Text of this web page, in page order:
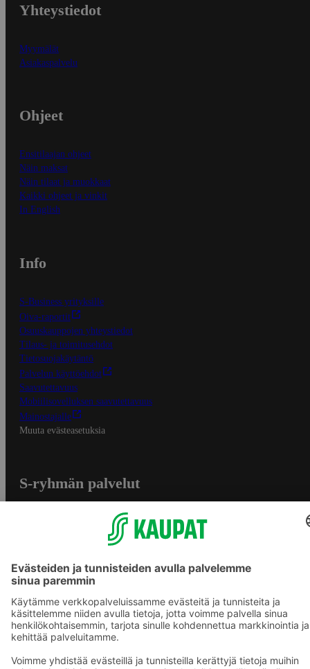
Yhteystiedot
Myymälät
Asiakaspalvelu
Ohjeet
Ensitilaajan ohjeet
Näin maksat
Näin tilaat ja muokkaat
Kaikki ohjeet ja vinkit
In English
Info
S-Business yrityksille
Oiva-raportit
Osuuskauppojen yhteystiedot
Tilaus- ja toimitusehdot
Tietosuojakäytäntö
Palvelun käyttöehdot
Saavutettavuus
Mobiilisovelluksen saavutettavuus
Mainostajalle
Muuta evästeasetuksia
S-ryhmän palvelut
S-ostoslista -sovellus
Prisma.fi
Sokos.fi
S-Pankki
Yhteishyvä
Sokos Hotels
Raflaamo